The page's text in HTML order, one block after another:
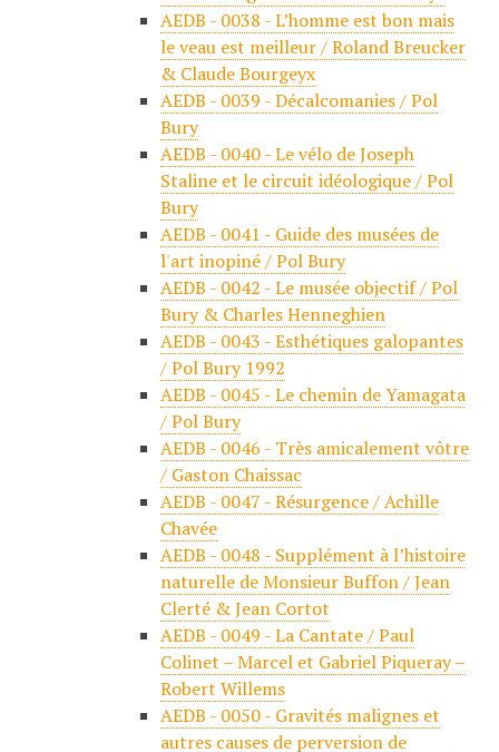
AEDB - 0038 - L’homme est bon mais
le veau est meilleur / Roland Breucker
& Claude Bourgeyx
AEDB - 0039 - Décalcomanies / Pol
Bury
AEDB - 0040 - Le vélo de Joseph
Staline et le circuit idéologique / Pol
Bury
AEDB - 0041 - Guide des musées de
l'art inopiné / Pol Bury
AEDB - 0042 - Le musée objectif / Pol
Bury & Charles Henneghien
AEDB - 0043 - Esthétiques galopantes
/ Pol Bury 1992
AEDB - 0045 - Le chemin de Yamagata
/ Pol Bury
AEDB - 0046 - Très amicalement vôtre
/ Gaston Chaissac
AEDB - 0047 - Résurgence / Achille
Chavée
AEDB - 0048 - Supplément à l’histoire
naturelle de Monsieur Buffon / Jean
Clerté & Jean Cortot
AEDB - 0049 - La Cantate / Paul
Colinet – Marcel et Gabriel Piqueray –
Robert Willems
AEDB - 0050 - Gravités malignes et
autres causes de perversion de